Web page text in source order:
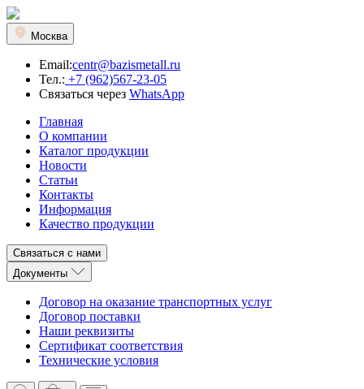
Москва
Email:centr@bazismetall.ru
Тел.: +7 (962)567-23-05
Связаться через WhatsApp
Главная
О компании
Каталог продукции
Новости
Статьи
Контакты
Информация
Качество продукции
Связаться с нами
Документы
Договор на оказание транспортных услуг
Договор поставки
Наши реквизиты
Сертификат соответствия
Технические условия